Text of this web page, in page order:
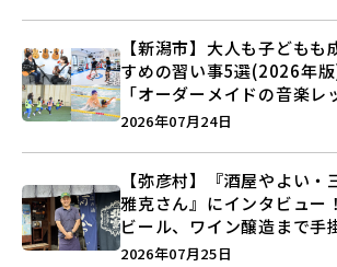
【新潟市】大人も子ども
すめの習い事5選(2026年版
「オーダーメイドの音楽レ
キックボクシング」で新し
2026年07月24日
【弥彦村】『酒屋やよい
雅克さん』にインタビュー
ビール、ワイン醸造まで手
史”に迫る♪
2026年07月25日